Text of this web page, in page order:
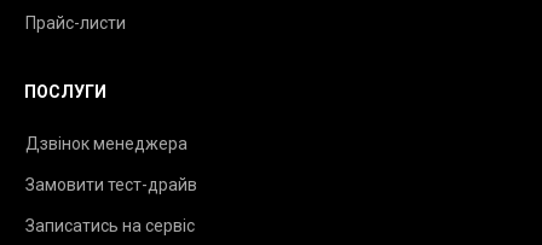
Прайс-листи
ПОСЛУГИ
Дзвінок менеджера
Замовити тест-драйв
Записатись на сервіс